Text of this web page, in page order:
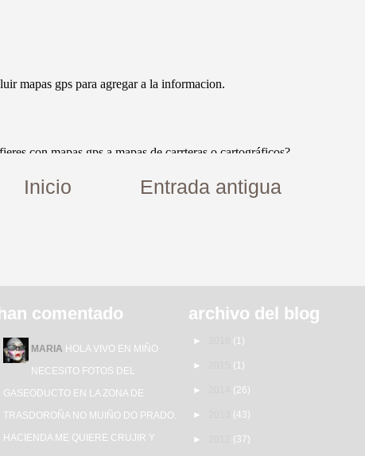
Entrada antigua
Inicio
comentado
MARIA HOLA VIVO EN MIÑO
NECESITO FOTOS DEL
GASEODUCTO EN LA ZONA DE
TRASDOROÑA NO MUIÑO DO PRADO.
HACIENDA ME QUIERE CRUJIR Y
archivo del blog
► (1)
► (1)
► (26)
► (43)
► (37)